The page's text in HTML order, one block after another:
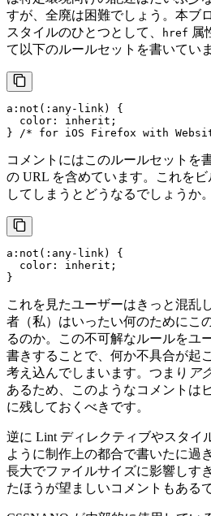
すが、全廃は困難でしょう。本ブ
スタイルのひとつとして、
href 属
て以下のルールセットを書いていま
a :not ( :any-link) {
color : inherit;
} /* for iOS Firefox with
コメントにはこのルールセットを
の URL を含めています。これを
してしまうとどうなるでしょうか。
a :not ( :any-link) {
color : inherit;
}
これを見たユーザーはきっと混乱
者（私）はいったい何のためにこ
るのか。この不可解なルールをユ
書きすることで、何か不具合が起
考え込んでしまいます。つまり ア
あるため、このようなコメントは
に残しておくべきです。
逆に Lint ディレクティブやスタイ
ように制作上の都合で書いたに過
長大でファイルサイズに影響しす
たほうが望ましいコメントもある